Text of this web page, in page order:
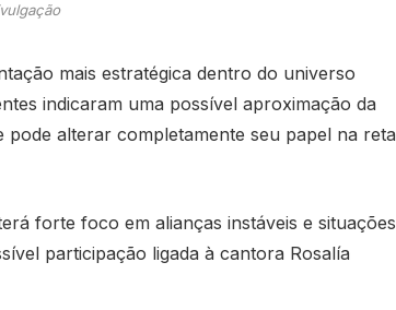
mais estratégica dentro do universo
indicaram uma possível aproximação da
alterar completamente seu papel na reta
forte foco em alianças instáveis e situações
participação ligada à cantora Rosalía